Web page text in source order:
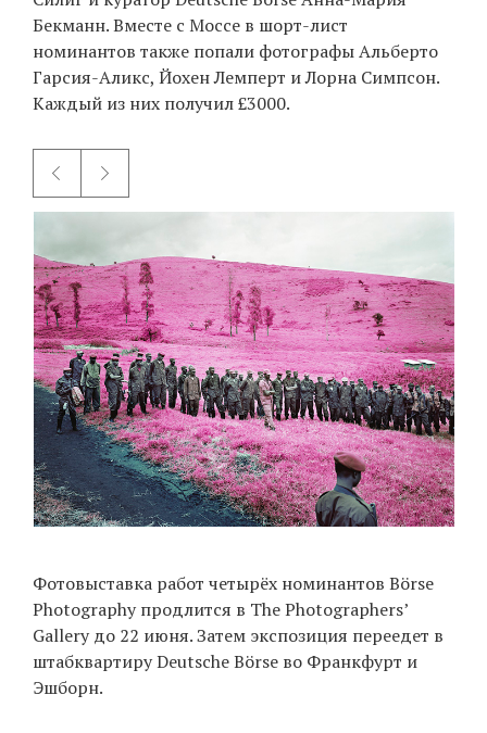
Бекманн. Вместе с Моссе в шорт-лист
номинантов также попали фотографы Альберто
Гарсия-Аликс, Йохен Лемперт и Лорна Симпсон.
Каждый из них получил £3000.
Фотовыставка работ четырёх номинантов Börse
Photography продлится в The Photographers’
Gallery до 22 июня. Затем экспозиция переедет в
штабквартиру Deutsche Börse во Франкфурт и
Эшборн.